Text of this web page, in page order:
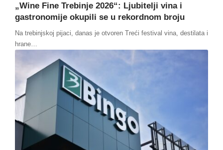
„Wine Fine Trebinje 2026“: Ljubitelji vina i
gastronomije okupili se u rekordnom broju
Na trebinjskoj pijaci, danas je otvoren Treći festival vina, destilata i
hrane